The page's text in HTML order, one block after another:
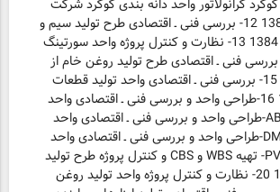
گرانولاتور واحد دانه بندی گوگرد شرکت
پتروشیمی رازی، 1384 12- بررسی فنی ـ اقتصادی طرح تولید سیم و
بافته های فولادی، 1384 13- نظارت و کنترل پروژه واحد سورتینگ
4-1383 14- بررسی فنی ـ اقتصادی طرح تولید روغن خام از
دانه روغنی، 1384 15- بررسی فنی ـ اقتصادی واحد تولید قطعات
بدنه خودرو، 1384 16-طراحی واحد و بررسی فنی ـ اقتصادی واحد
تولید ABS، 1384 17-طراحی واحد و بررسی فنی ـ اقتصادی واحد
تولید DME، 1384 18-طراحی واحد و بررسی فنی ـ اقتصادی واحد
تولید PVC، 1384 19- تهیه WBS و CBS و کنترل پروژه طرح تولید
روغن خام، 5-1384 20- نظارت و کنترل پروژه واحد تولید روغن